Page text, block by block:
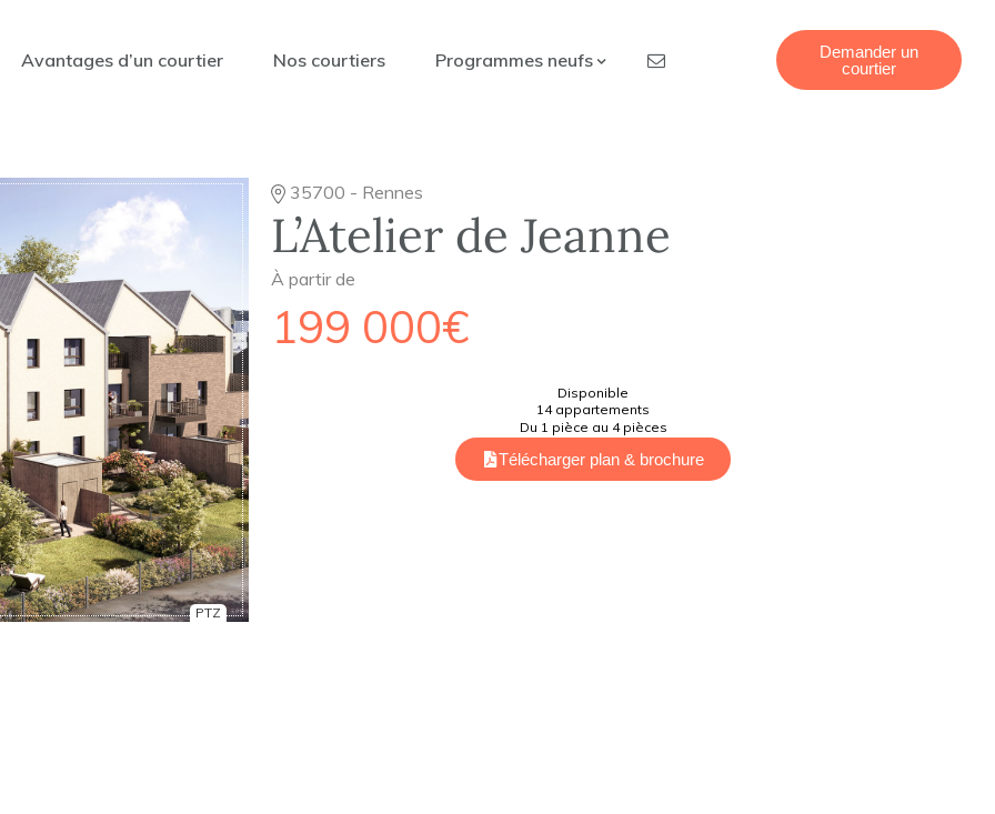
Avantages d’un courtier Nos courtiers Programmes neufs
Demander un
courtier
PTZ
35700 - Rennes
L’Atelier de Jeanne
À partir de
199 000€
Disponible
14 appartements
Du 1 pièce au 4 pièces
Télécharger plan & brochure